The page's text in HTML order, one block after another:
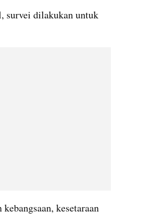
survei dilakukan untuk
kesetaraan